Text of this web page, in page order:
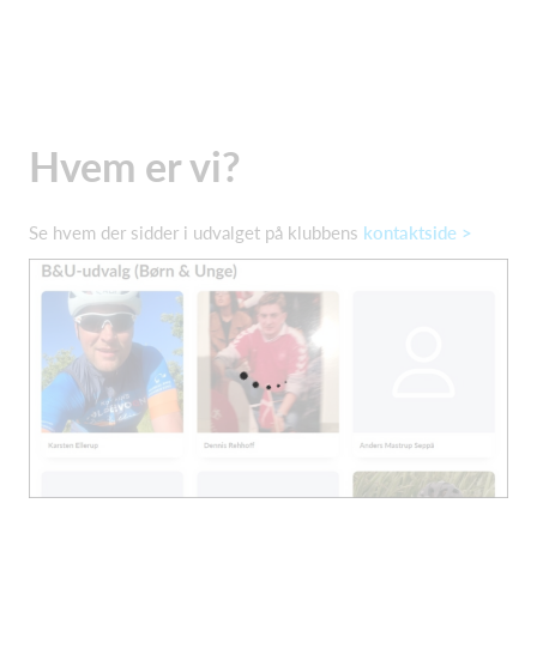
Hvem er vi?
Se hvem der sidder i udvalget på klubbens kontaktside >